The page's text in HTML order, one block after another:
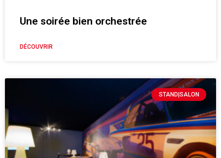
Une soirée bien orchestrée
DÉCOUVRIR
STAND|SALON